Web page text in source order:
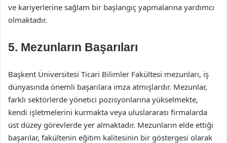
ve kariyerlerine sağlam bir başlangıç yapmalarına yardımcı
olmaktadır.
5. Mezunların Başarıları
Başkent Üniversitesi Ticari Bilimler Fakültesi mezunları, iş
dünyasında önemli başarılara imza atmışlardır. Mezunlar,
farklı sektörlerde yönetici pozisyonlarına yükselmekte,
kendi işletmelerini kurmakta veya uluslararası firmalarda
üst düzey görevlerde yer almaktadır. Mezunların elde ettiği
başarılar, fakültenin eğitim kalitesinin bir göstergesi olarak